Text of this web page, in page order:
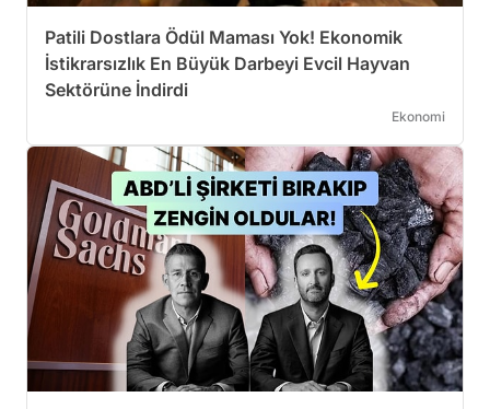
Patili Dostlara Ödül Maması Yok! Ekonomik
İstikrarsızlık En Büyük Darbeyi Evcil Hayvan
Sektörüne İndirdi
Ekonomi